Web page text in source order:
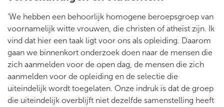
‘We hebben een behoorlijk homogene beroepsgroep van
voornamelijk witte vrouwen, die christen of atheïst zijn. Ik
vind dat hier een taak ligt voor ons als opleiding. Daarom
gaan we binnenkort onderzoek doen naar de mensen die
zich aanmelden voor de open dag, de mensen die zich
aanmelden voor de opleiding en de selectie die
uiteindelijk wordt toegelaten. Onze indruk is dat de groep
die uiteindelijk overblijft niet dezelfde samenstelling heeft